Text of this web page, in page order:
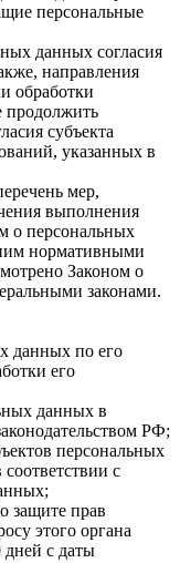
персональные
данных согласия
направления
обработки
продолжить
субъекта
указанных в
мер,
выполнения
о персональных
нормативными
Законом о
законами.
данных по его
его
данных в
РФ;
персональных
с
защите прав
этого органа
с даты